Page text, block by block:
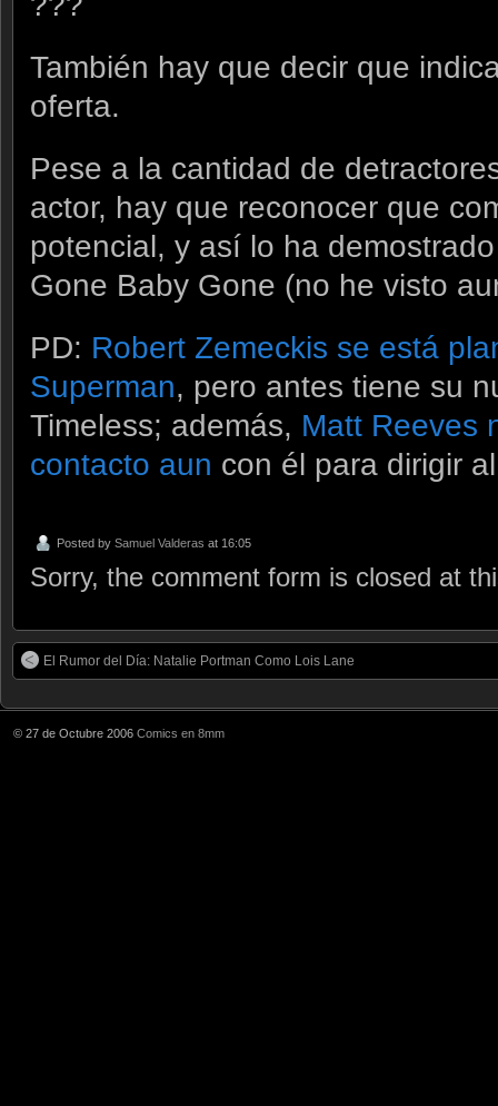
También hay que decir que
oferta.
Pese a la cantidad de
actor, hay que reconocer que
potencial, y así lo ha
Gone Baby Gone (no he visto
PD: Robert Zemeckis se está
Superman, pero antes tiene su
Timeless; además, Matt Reeves
contacto aun con él para dirigir
Posted by Samuel Valderas at 16:05
Sorry, the comment form is closed at
El Rumor del Día: Natalie Portman Como Lois Lane
© 27 de Octubre 2006 Comics en 8mm